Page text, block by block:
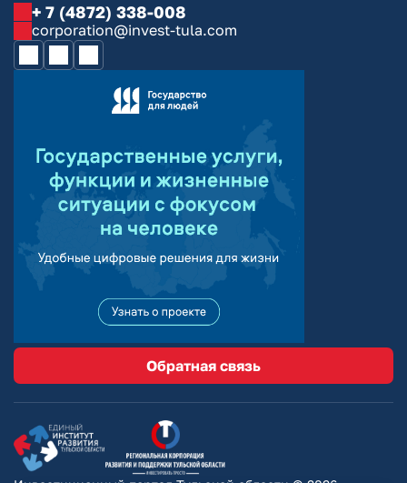
+ 7 (4872) 338-008
corporation@invest-tula.com
Обратная связь